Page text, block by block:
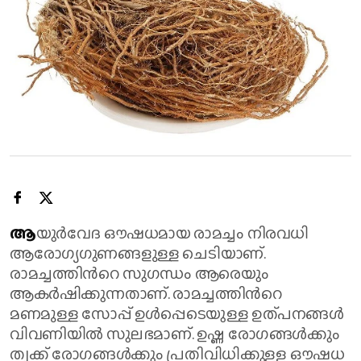
ആയുർവേദ ഔഷധമായ രാമച്ചം നിരവധി
ആരോഗ്യഗുണങ്ങളുള്ള ചെടിയാണ്.
രാമച്ചത്തിന്‍റെ സുഗന്ധം ആരെയും
ആകർഷിക്കുന്നതാണ്. രാമച്ചത്തിന്‍റെ
മണമുള്ള സോപ്പ് ഉൾപ്പെടെയുള്ള ഉത്പനങ്ങൾ
വിവണിയിൽ സുലഭമാണ്. ഉ​ഷ്ണ രോ​ഗ​ങ്ങ​ള്‍​ക്കും
ത്വ​ക്ക് രോ​ഗ​ങ്ങ​ള്‍​ക്കും പ്ര​തി​വി​ധി​ക്കു​ള്ള ഔ​ഷ​ധ